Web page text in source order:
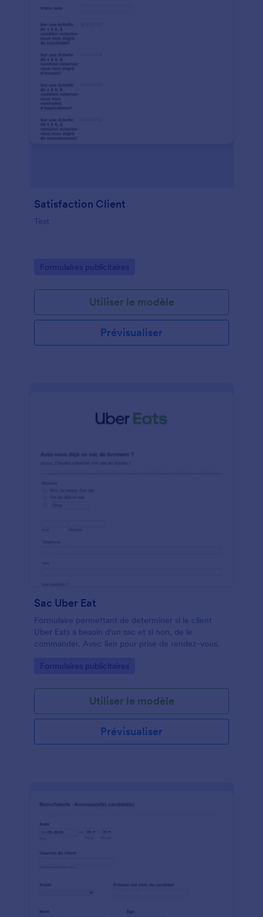
Satisfaction Client
Test
Go to Category:
Formulaires publicitaires
Utiliser le modèle
Prévisualiser
Sac Uber Eat
Formulaire permettant de determiner si le client
Uber Eats a besoin d'un sac et si non, de le
commander. Avec lien pour prise de rendez-vous.
Go to Category:
Formulaires publicitaires
Utiliser le modèle
Prévisualiser